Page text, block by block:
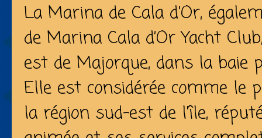
La Marina de Cala d'Or,
de Marina Cala d’Or Yacht
est de Majorque, dans la baie
Elle est considérée comme
la région sud-est de l'île,